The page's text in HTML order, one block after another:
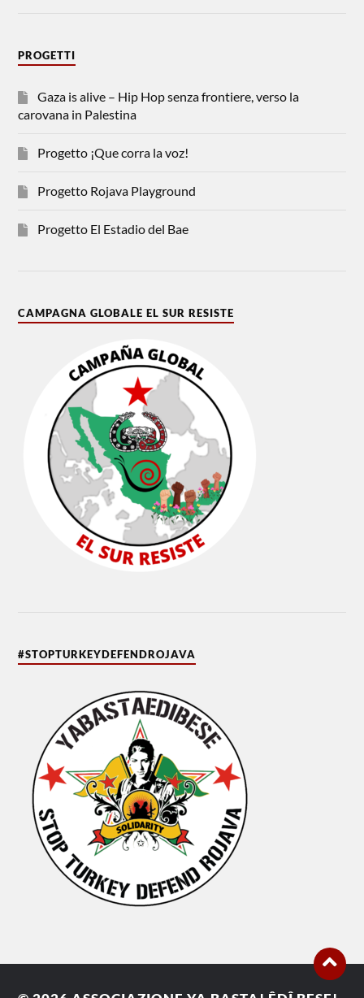
PROGETTI
Gaza is alive – Hip Hop senza frontiere, verso la
carovana in Palestina
Progetto ¡Que corra la voz!
Progetto Rojava Playground
Progetto El Estadio del Bae
CAMPAGNA GLOBALE EL SUR RESISTE
#STOPTURKEYDEFENDROJAVA